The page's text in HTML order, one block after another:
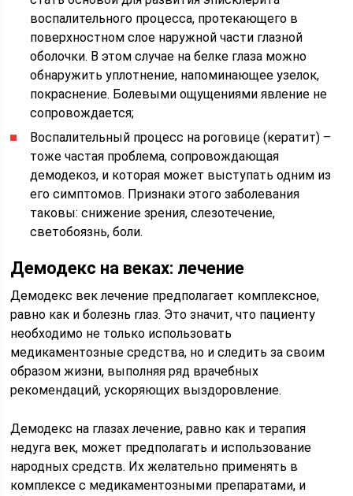
воспалительного процесса, протекающего в
поверхностном слое наружной части глазной
оболочки. В этом случае на белке глаза можно
обнаружить уплотнение, напоминающее узелок,
покраснение. Болевыми ощущениями явление не
сопровождается;
Воспалительный процесс на роговице (кератит) –
тоже частая проблема, сопровождающая
демодекоз, и которая может выступать одним из
его симптомов. Признаки этого заболевания
таковы: снижение зрения, слезотечение,
светобоязнь, боли.
Демодекс на веках: лечение
Демодекс век лечение предполагает комплексное,
равно как и болезнь глаз. Это значит, что пациенту
необходимо не только использовать
медикаментозные средства, но и следить за своим
образом жизни, выполняя ряд врачебных
рекомендаций, ускоряющих выздоровление.
Демодекс на глазах лечение, равно как и терапия
недуга век, может предполагать и использование
народных средств. Их желательно применять в
комплексе с медикаментозными препаратами, и